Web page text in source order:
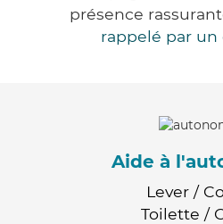
présence
rappelé par un
Aide à
Lever /
Toilette /